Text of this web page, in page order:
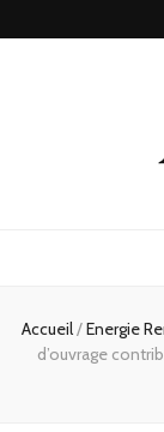
Accueil/Energie
d’ouvrage